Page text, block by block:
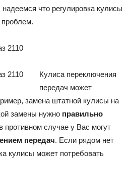
что регулировка кулисы
проблем.
Кулиса переключения
передач может
замена штатной кулисы на
замены нужно правильно
противном случае у Вас могут
передач. Если рядом нет
кулисы может потребовать